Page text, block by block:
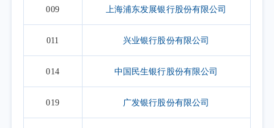
009 上海浦东发展银行股份有限公司
011 兴业银行股份有限公司
014 中国民生银行股份有限公司
019 广发银行股份有限公司